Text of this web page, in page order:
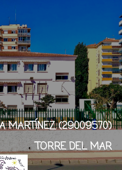
MARTÍNEZ (29009570)
TORRE DEL MAR